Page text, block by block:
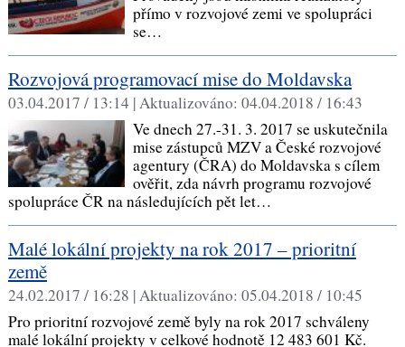
přímo v rozvojové zemi ve spolupráci
se…
Rozvojová programovací mise do Moldavska
03.04.2017 / 13:14 |Aktualizováno: 04.04.2018 / 16:43
Ve dnech 27.-31. 3. 2017 se uskutečnila
mise zástupců MZV a České rozvojové
agentury (ČRA) do Moldavska s cílem
ověřit, zda návrh programu rozvojové
spolupráce ČR na následujících pět let…
Malé lokální projekty na rok 2017 – prioritní
země
24.02.2017 / 16:28 |Aktualizováno: 05.04.2018 / 10:45
Pro prioritní rozvojové země byly na rok 2017 schváleny
malé lokální projekty v celkové hodnotě 12 483 601 Kč.